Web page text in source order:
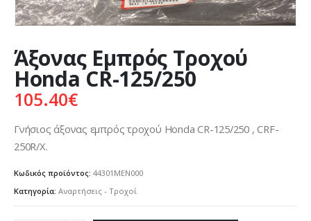
Άξονας Εμπρός Τροχού
Honda CR-125/250
105.40€
Γνήσιος άξονας εμπρός τροχού Honda CR-125/250 , CRF-
250R/X.
Κωδικός προϊόντος: 44301MEN000
Κατηγορία: Αναρτήσεις - Τροχοί